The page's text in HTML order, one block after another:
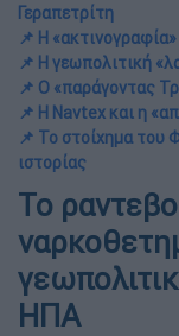
Γεραπετρίτη
📌 Η
📌 Η γεωπολιτική
📌 Ο «παράγοντας
📌 Η Navtex και η
📌 Το στοίχημα του
ιστορίας
Το
ΗΠΑ